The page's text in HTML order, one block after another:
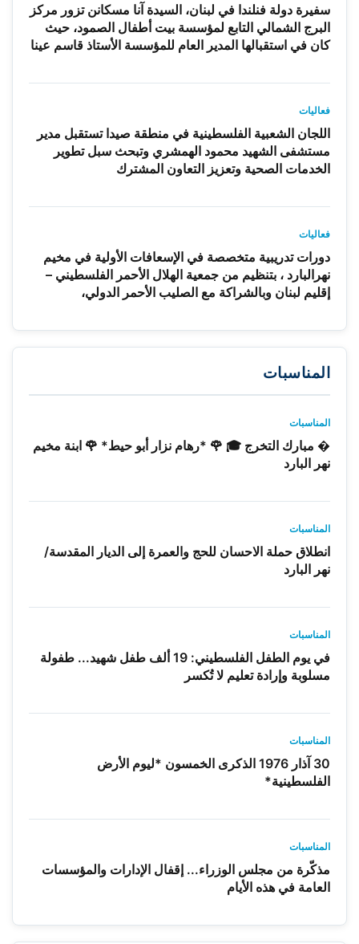
سفيرة دولة فنلندا في لبنان، السيدة آنا مسكانن تزور مركز
البرج الشمالي التابع لمؤسسة بيت أطفال الصمود، حيث
كان في استقبالها المدير العام للمؤسسة الأستاذ قاسم عينا
فعاليات
اللجان الشعبية الفلسطينية في منطقة صيدا تستقبل مدير
مستشفى الشهيد محمود الهمشري وتبحث سبل تطوير
الخدمات الصحية وتعزيز التعاون المشترك
فعاليات
دورات تدريبية متخصصة في الإسعافات الأولية في مخيم
نهرالبارد ، بتنظيم من جمعية الهلال الأحمر الفلسطيني –
إقليم لبنان وبالشراكة مع الصليب الأحمر الدولي،
المناسبات
المناسبات
� مبارك التخرج 🎓 🌹 *رهام نزار أبو حيط* 🌹 ابنة مخيم
نهر البارد
المناسبات
انطلاق حملة الاحسان للحج والعمرة إلى الديار المقدسة/
نهر البارد
المناسبات
في يوم الطفل الفلسطيني: 19 ألف طفل شهيد... طفولة
مسلوبة وإرادة تعليم لا تُكسر
المناسبات
30 آذار 1976 الذكرى الخمسون *ليوم الأرض
الفلسطينية*
المناسبات
مذكّرة من مجلس الوزراء... إقفال الإدارات والمؤسسات
العامة في هذه الأيام